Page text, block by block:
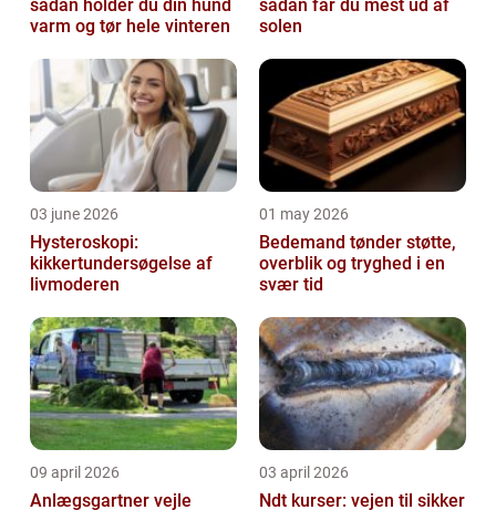
sådan holder du din hund
varm og tør hele vinteren
sådan får du mest ud af
solen
03 june 2026
Hysteroskopi:
kikkertundersøgelse af
livmoderen
01 may 2026
Bedemand tønder støtte,
overblik og tryghed i en
svær tid
09 april 2026
Anlægsgartner vejle
03 april 2026
Ndt kurser: vejen til sikker